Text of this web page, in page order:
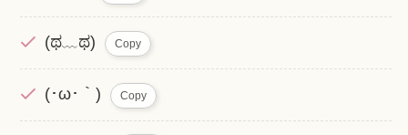
(ಥ﹏ಥ) Copy
(･ω･｀) Copy